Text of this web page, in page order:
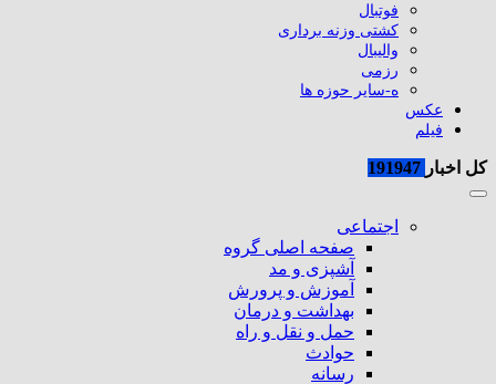
فوتبال
کشتی وزنه برداری
والیبال
رزمی
ه-سایر حوزه ها
عکس
فیلم
کل اخبار
اجتماعی
صفحه اصلی گروه
آشپزی و مد
آموزش و پرورش
بهداشت و درمان
حمل و نقل و راه
حوادث
رسانه